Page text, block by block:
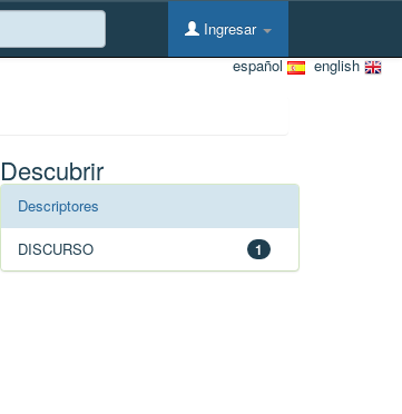
Ingresar
english
español
Descubrir
Descriptores
1
DISCURSO